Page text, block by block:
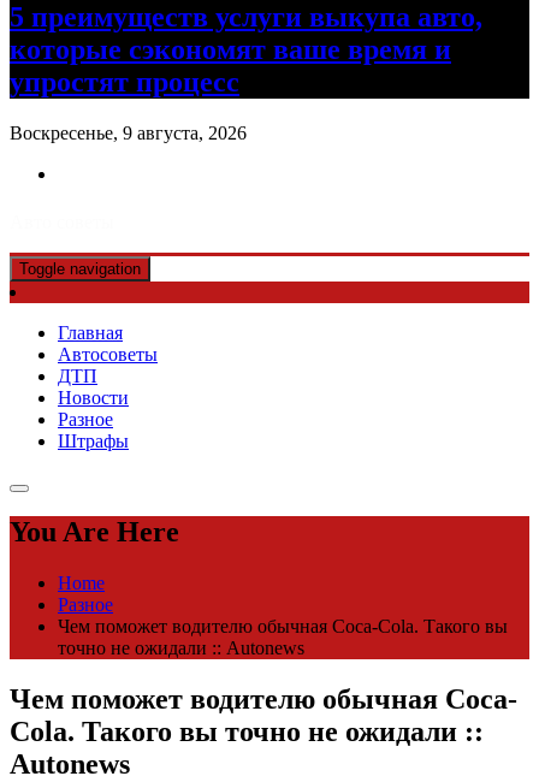
5 преимуществ услуги выкупа авто,
которые сэкономят ваше время и
упростят процесс
Воскресенье, 9 августа, 2026
Toggle navigation
Главная
Автосоветы
ДТП
Новости
Разное
Штрафы
You Are Here
Home
Разное
Чем поможет водителю обычная Coca-Cola. Такого вы
точно не ожидали :: Autonews
Чем поможет водителю обычная Coca-
Cola. Такого вы точно не ожидали ::
Autonews